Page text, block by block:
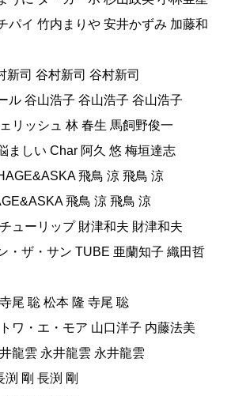
パイ 竹内まりや 安井かずみ 加藤和
新司 谷村新司 谷村新司
ル 谷山浩子 谷山浩子 谷山浩子
リッシュ 林 春生 馬飼野俊一
ましい Char 阿久 悠 梅垣達志
飛鳥 涼 飛鳥 涼
飛鳥 涼 飛鳥 涼
ューリップ 財津和夫 財津和夫
・ザ・サン TUBE 亜蘭知子 織田哲
尾 聡 松本 隆 寺尾 聡
ワ・エ・モア 山口洋子 内藤法美
龍雲 永井龍雲 永井龍雲
渕 剛 長渕 剛